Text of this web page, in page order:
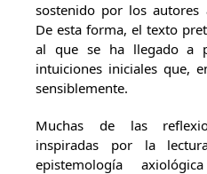
sostenido por los autores
De esta forma, el texto
al que se ha llegado a
intuiciones iniciales que,
sensiblemente.
Muchas de las
inspiradas por la
epistemología